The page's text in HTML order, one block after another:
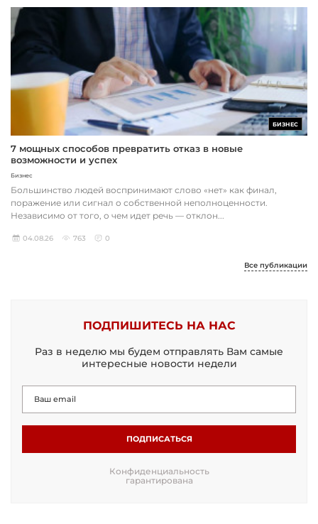
БИЗНЕС
7 мощных способов превратить отказ в новые
возможности и успех
Бизнес
Большинство людей воспринимают слово «нет» как финал,
поражение или сигнал о собственной неполноценности.
Независимо от того, о чем идет речь — отклон...
04.08.26 763 0
Все публикации
ПОДПИШИТЕСЬ НА НАС
Раз в неделю мы будем отправлять Вам самые
интересные новости недели
ПОДПИСАТЬСЯ
Конфиденциальность
гарантирована